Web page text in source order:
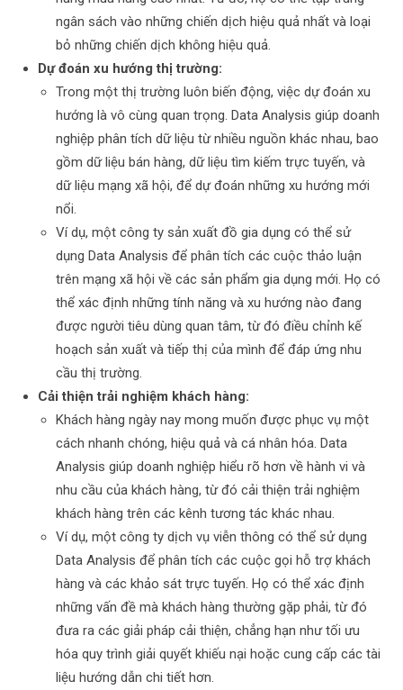
ngân sách vào những chiến dịch hiệu quả nhất và loại
bỏ những chiến dịch không hiệu quả.
Dự đoán xu hướng thị trường:
Trong một thị trường luôn biến động, việc dự đoán xu
hướng là vô cùng quan trọng. Data Analysis giúp doanh
nghiệp phân tích dữ liệu từ nhiều nguồn khác nhau, bao
gồm dữ liệu bán hàng, dữ liệu tìm kiếm trực tuyến, và
dữ liệu mạng xã hội, để dự đoán những xu hướng mới
nổi.
Ví dụ, một công ty sản xuất đồ gia dụng có thể sử
dụng Data Analysis để phân tích các cuộc thảo luận
trên mạng xã hội về các sản phẩm gia dụng mới. Họ có
thể xác định những tính năng và xu hướng nào đang
được người tiêu dùng quan tâm, từ đó điều chỉnh kế
hoạch sản xuất và tiếp thị của mình để đáp ứng nhu
cầu thị trường.
Cải thiện trải nghiệm khách hàng:
Khách hàng ngày nay mong muốn được phục vụ một
cách nhanh chóng, hiệu quả và cá nhân hóa. Data
Analysis giúp doanh nghiệp hiểu rõ hơn về hành vi và
nhu cầu của khách hàng, từ đó cải thiện trải nghiệm
khách hàng trên các kênh tương tác khác nhau.
Ví dụ, một công ty dịch vụ viễn thông có thể sử dụng
Data Analysis để phân tích các cuộc gọi hỗ trợ khách
hàng và các khảo sát trực tuyến. Họ có thể xác định
những vấn đề mà khách hàng thường gặp phải, từ đó
đưa ra các giải pháp cải thiện, chẳng hạn như tối ưu
hóa quy trình giải quyết khiếu nại hoặc cung cấp các tài
liệu hướng dẫn chi tiết hơn.